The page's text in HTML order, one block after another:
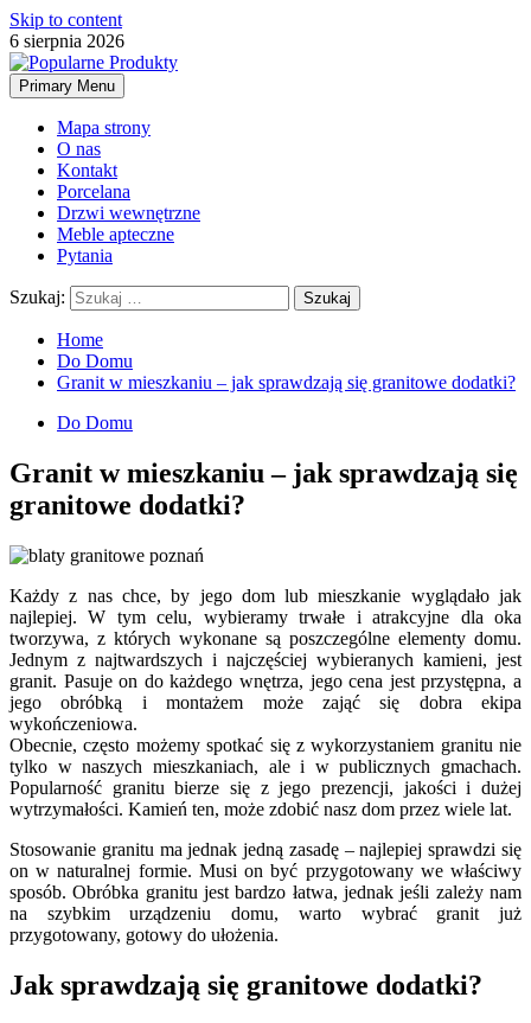
Skip to content
6 sierpnia 2026
Primary Menu
Mapa strony
O nas
Kontakt
Porcelana
Drzwi wewnętrzne
Meble apteczne
Pytania
Szukaj:
Home
Do Domu
Granit w mieszkaniu – jak sprawdzają się granitowe dodatki?
Do Domu
Granit w mieszkaniu – jak sprawdzają się
granitowe dodatki?
Każdy z nas chce, by jego dom lub mieszkanie wyglądało jak
najlepiej. W tym celu, wybieramy trwałe i atrakcyjne dla oka
tworzywa, z których wykonane są poszczególne elementy domu.
Jednym z najtwardszych i najczęściej wybieranych kamieni, jest
granit. Pasuje on do każdego wnętrza, jego cena jest przystępna, a
jego obróbką i montażem może zająć się dobra ekipa
wykończeniowa.
Obecnie, często możemy spotkać się z wykorzystaniem granitu nie
tylko w naszych mieszkaniach, ale i w publicznych gmachach.
Popularność granitu bierze się z jego prezencji, jakości i dużej
wytrzymałości. Kamień ten, może zdobić nasz dom przez wiele lat.
Stosowanie granitu ma jednak jedną zasadę – najlepiej sprawdzi się
on w naturalnej formie. Musi on być przygotowany we właściwy
sposób. Obróbka granitu jest bardzo łatwa, jednak jeśli zależy nam
na szybkim urządzeniu domu, warto wybrać granit już
przygotowany, gotowy do ułożenia.
Jak sprawdzają się granitowe dodatki?